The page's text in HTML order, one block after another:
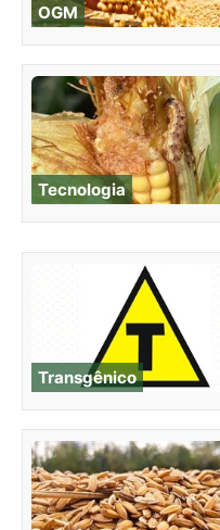
OGM
Tecnologia
Transgênico